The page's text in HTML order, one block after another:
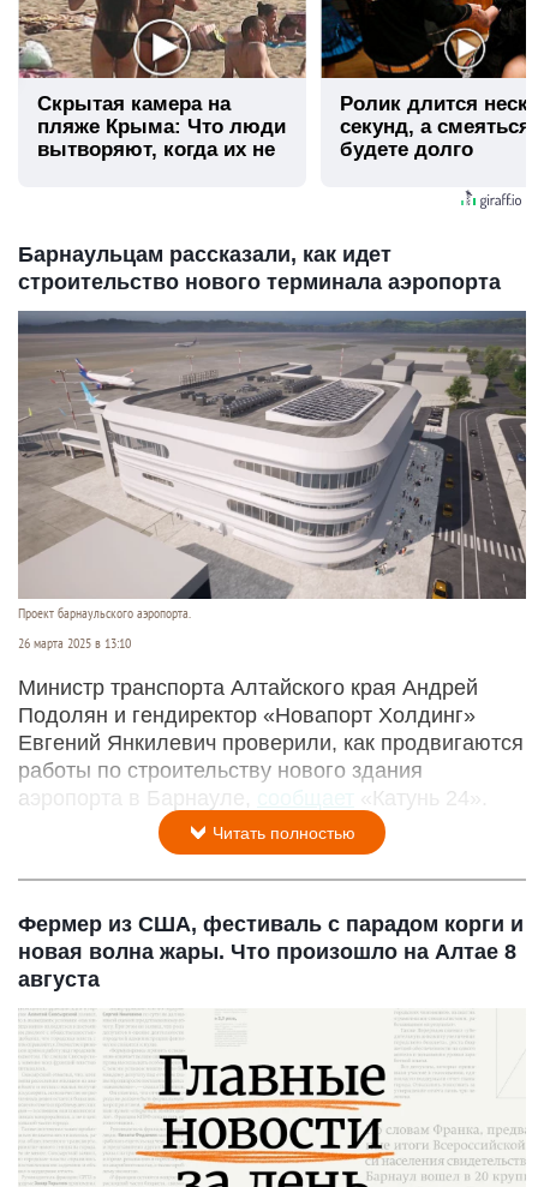
Скрытая камера на
пляже Крыма: Что люди
вытворяют, когда их не
Ролик длится
секунд, а
будете долго
Барнаульцам рассказали, как идет
строительство нового терминала аэропорта
Проект барнаульского аэропорта.
26 марта 2025 в 13:10
Министр транспорта Алтайского края Андрей
Подолян и гендиректор «Новапорт Холдинг»
Евгений Янкилевич проверили, как продвигаются
работы по строительству нового здания
аэропорта в Барнауле,
сообщает «Катунь 24».
Читать полностью
Фермер из США, фестиваль с парадом корги и
новая волна жары. Что произошло на Алтае 8
августа